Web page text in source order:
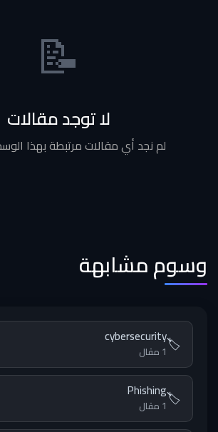
📝
لا توجد مقالات
لم نجد أي مقالات مرتبطة بهذا
وسوم مشابهة
🏷️
cybersecurity
1 مقال
🏷️
Phishing
1 مقال